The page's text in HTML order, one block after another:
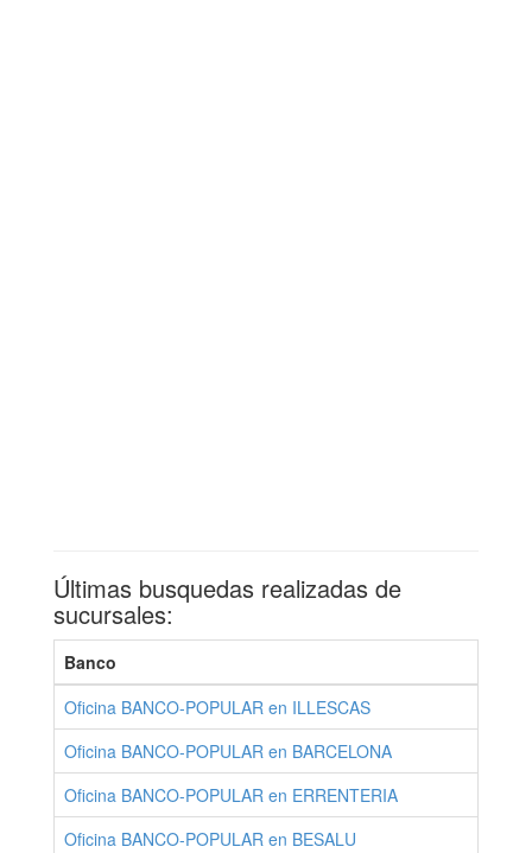
Últimas busquedas realizadas de
sucursales:
Banco
Oficina BANCO-POPULAR en ILLESCAS
Oficina BANCO-POPULAR en BARCELONA
Oficina BANCO-POPULAR en ERRENTERIA
Oficina BANCO-POPULAR en BESALU